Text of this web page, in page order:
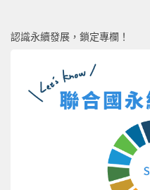
認識永續發展，鎖定專欄！